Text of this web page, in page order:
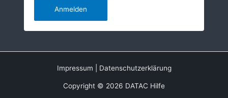
Impressum Datenschutzerklärung
Copyright © 2026 DATAC Hilfe